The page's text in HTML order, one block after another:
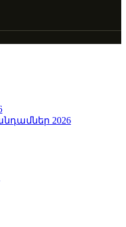
2026